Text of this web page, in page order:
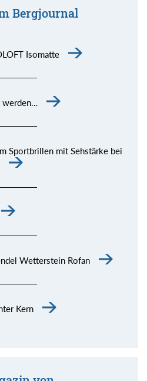
Bergjournal
Isomatte
werden…
Sportbrillen mit Sehstärke bei
Wetterstein Rofan
Kern